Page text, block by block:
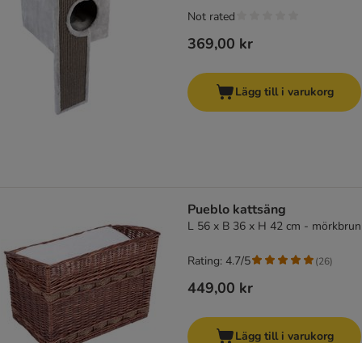
369,00 kr
Not rated
Lägg till i varukorg
Pueblo kattsäng
L 56 x B 36 x H 42 cm - mörkbrun
449,00 kr
Rating: 4.7/5 (26)
Lägg till i varukorg